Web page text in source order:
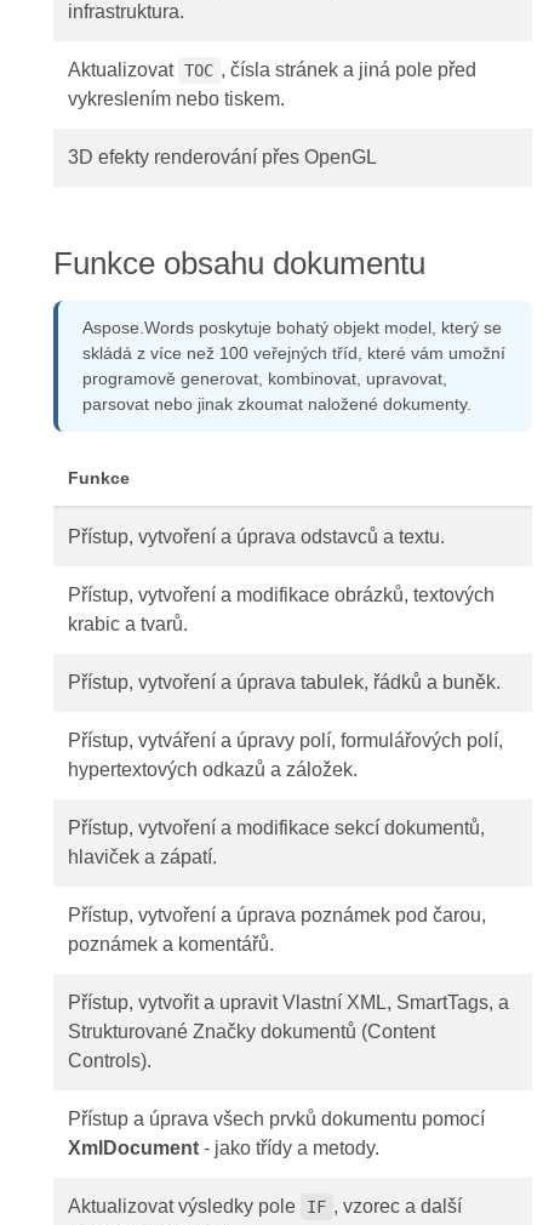
infrastruktura.
Aktualizovat TOC , čísla stránek a jiná pole před
vykreslením nebo tiskem.
3D efekty renderování přes OpenGL
Funkce obsahu dokumentu
Aspose.Words poskytuje bohatý objekt model, který se
skládá z více než 100 veřejných tříd, které vám umožní
programově generovat, kombinovat, upravovat,
parsovat nebo jinak zkoumat naložené dokumenty.
Funkce
Přístup, vytvoření a úprava odstavců a textu.
Přístup, vytvoření a modifikace obrázků, textových
krabic a tvarů.
Přístup, vytvoření a úprava tabulek, řádků a buněk.
Přístup, vytváření a úpravy polí, formulářových polí,
hypertextových odkazů a záložek.
Přístup, vytvoření a modifikace sekcí dokumentů,
hlaviček a zápatí.
Přístup, vytvoření a úprava poznámek pod čarou,
poznámek a komentářů.
Přístup, vytvořit a upravit Vlastní XML, SmartTags, a
Strukturované Značky dokumentů (Content
Controls).
Přístup a úprava všech prvků dokumentu pomocí
XmlDocument- jako třídy a metody.
Aktualizovat výsledky pole IF , vzorec a další